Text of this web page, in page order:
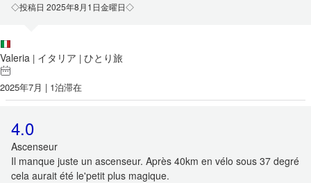
◇投稿日 2025年8月1日金曜日◇
Valeria | イタリア | ひとり旅
2025年7月 | 1泊滞在
4.0
Ascenseur
Il manque juste un ascenseur. Après 40km en vélo sous 37 degré
cela aurait été le'petit plus magique.